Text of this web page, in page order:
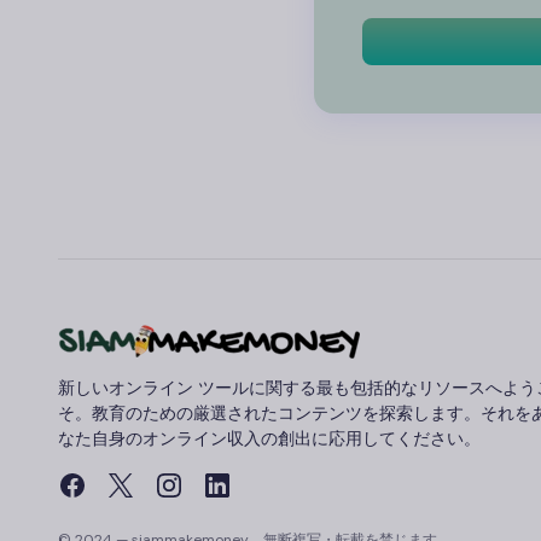
新しいオンライン ツールに関する最も包括的なリソースへよう
そ。教育のための厳選されたコンテンツを探索します。それを
なた自身のオンライン収入の創出に応用してください。